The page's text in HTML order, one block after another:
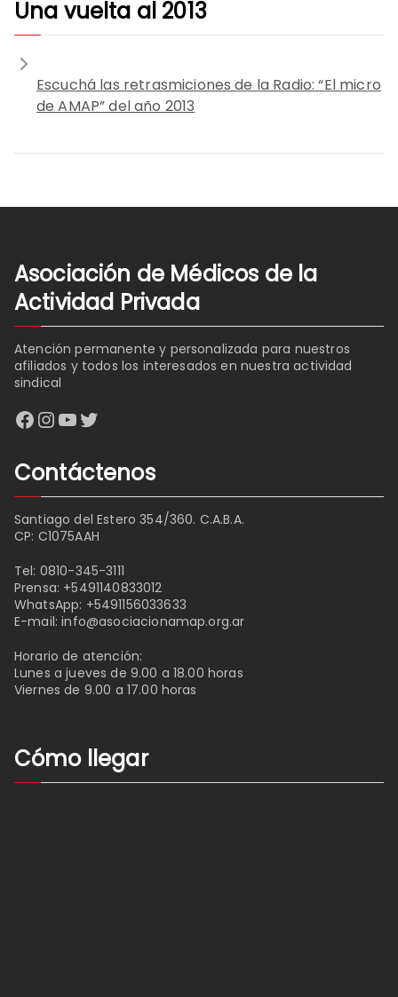
Una vuelta al 2013
Escuchá las retrasmiciones de la Radio: “El micro
de AMAP” del año 2013
Asociación de Médicos de la
Actividad Privada
Atención permanente y personalizada para nuestros
afiliados y todos los interesados en nuestra actividad
sindical
Facebook
Instagram
YouTube
Twitter
Contáctenos
Santiago del Estero 354/360. C.A.B.A.
CP: C1075AAH
Tel: 0810-345-3111
Prensa: +5491140833012
WhatsApp: +5491156033633
E-mail:info@asociacionamap.org.ar
Horario de atención:
Lunes a jueves de 9.00 a 18.00 horas
Viernes de 9.00 a 17.00 horas
Cómo llegar